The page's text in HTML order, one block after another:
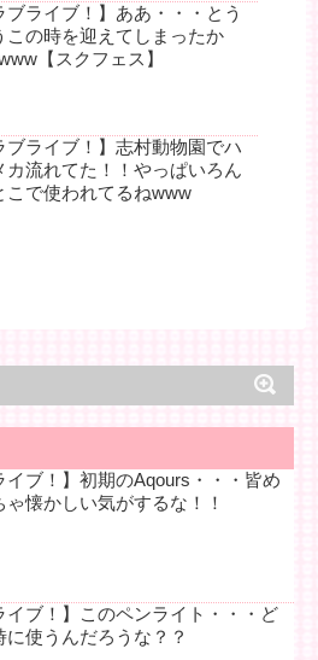
ブライブ！】ああ・・・とう
この時を迎えてしまったか
【スクフェス】
ブライブ！】志村動物園でハ
カ流れてた！！やっぱいろん
こで使われてるねwww
イブ！】初期のAqours・・・皆め
ゃ懐かしい気がするな！！
イブ！】このペンライト・・・ど
に使うんだろうな？？